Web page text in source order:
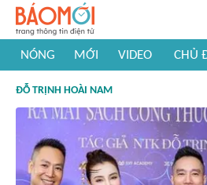
NÓNG MỚI VIDEO CHỦ
#Khám phá Việt Nam
ĐỖ TRỊNH HOÀI NAM